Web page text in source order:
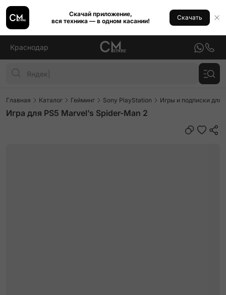
Скачай приложение,
вся техника — в одном касании!
Скачать
Краснодар
Главная Каталог Гейминг Sony PlayStation Игры и подписки для
Игра для PS5 Marvel’s Spider-Man 2